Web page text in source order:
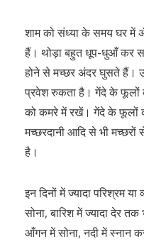
शाम को संध्या के समय घर में
हैं। थोड़ा बहुत धूप-धुआँ कर
होने से मच्छर अंदर घुसते हैं।
प्रवेश रुकता है। गेंदे के फूलों
को कमरे में रखें। गेंदे के फूलों
मच्छरदानी आदि से भी
है।
इन दिनों में ज्यादा परिश्रम या
सोना, बारिश में ज्यादा देर
आँगन में सोना, नदी में स्नान